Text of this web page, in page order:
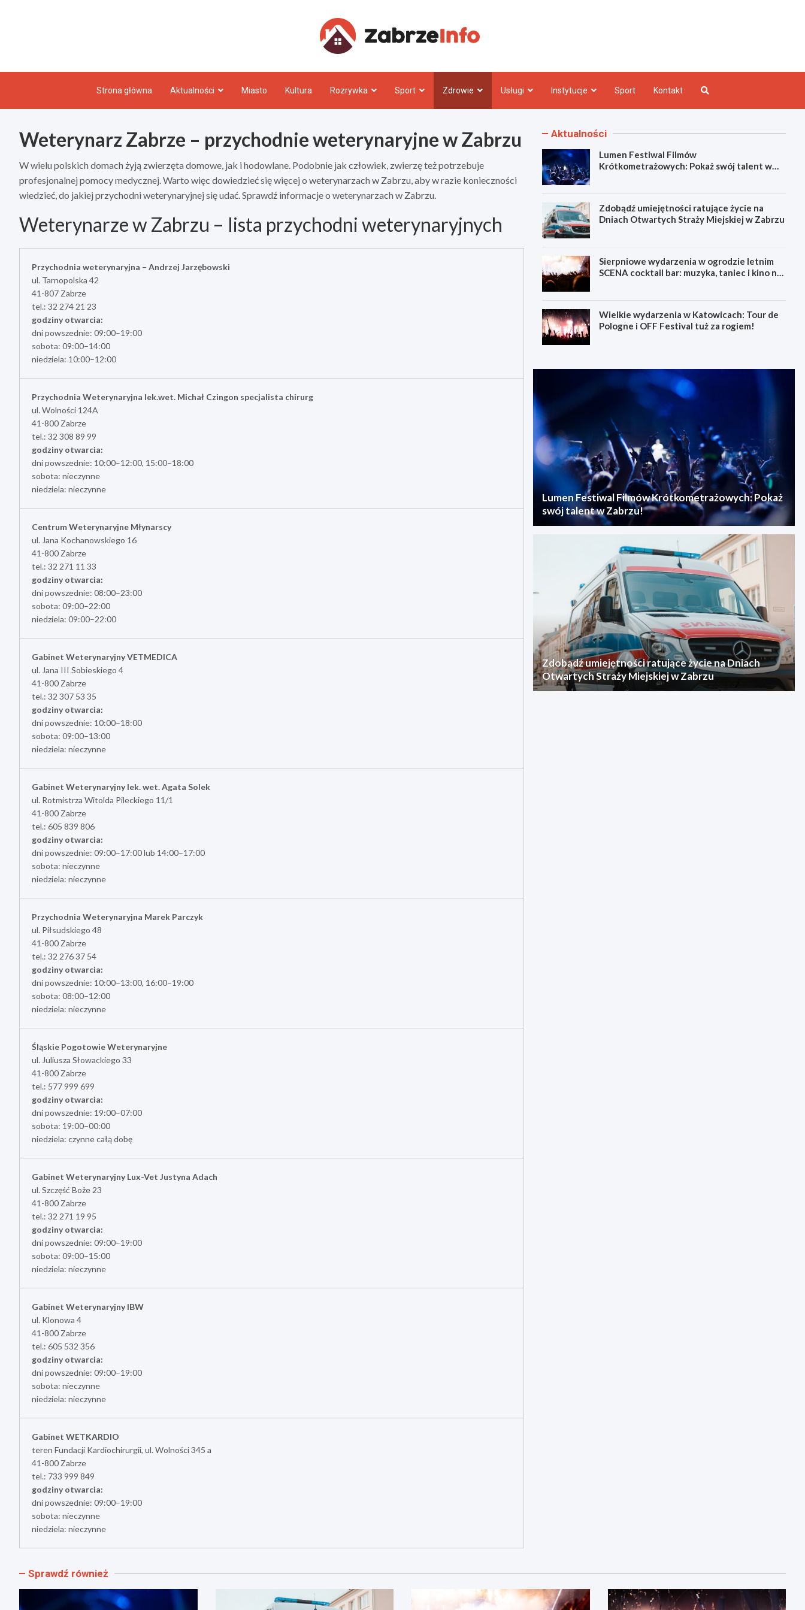
Strona główna Aktualności Miasto Kultura Rozrywka Sport Zdrowie Usługi Instytucje Sport Kontakt
Weterynarz Zabrze – przychodnie weterynaryjne w Zabrzu
W wielu polskich domach żyją zwierzęta domowe, jak i hodowlane. Podobnie jak człowiek, zwierzę też potrzebuje
profesjonalnej pomocy medycznej. Warto więc dowiedzieć się więcej o weterynarzach w Zabrzu, aby w razie konieczności
wiedzieć, do jakiej przychodni weterynaryjnej się udać. Sprawdź informacje o weterynarzach w Zabrzu.
Weterynarze w Zabrzu – lista przychodni weterynaryjnych
Przychodnia weterynaryjna – Andrzej Jarzębowski
ul. Tarnopolska 42
41-807 Zabrze
tel.: 32 274 21 23
godziny otwarcia:
dni powszednie: 09:00–19:00
sobota: 09:00–14:00
niedziela: 10:00–12:00
Przychodnia Weterynaryjna lek.wet. Michał Czingon specjalista chirurg
ul. Wolności 124A
41-800 Zabrze
tel.: 32 308 89 99
godziny otwarcia:
dni powszednie: 10:00–12:00, 15:00–18:00
sobota: nieczynne
niedziela: nieczynne
Centrum Weterynaryjne Młynarscy
ul. Jana Kochanowskiego 16
41-800 Zabrze
tel.: 32 271 11 33
godziny otwarcia:
dni powszednie: 08:00–23:00
sobota: 09:00–22:00
niedziela: 09:00–22:00
Gabinet Weterynaryjny VETMEDICA
ul. Jana III Sobieskiego 4
41-800 Zabrze
tel.: 32 307 53 35
godziny otwarcia:
dni powszednie: 10:00–18:00
sobota: 09:00–13:00
niedziela: nieczynne
Gabinet Weterynaryjny lek. wet. Agata Solek
ul. Rotmistrza Witolda Pileckiego 11/1
41-800 Zabrze
tel.: 605 839 806
godziny otwarcia:
dni powszednie: 09:00–17:00 lub 14:00–17:00
sobota: nieczynne
niedziela: nieczynne
Przychodnia Weterynaryjna Marek Parczyk
ul. Piłsudskiego 48
41-800 Zabrze
tel.: 32 276 37 54
godziny otwarcia:
dni powszednie: 10:00–13:00, 16:00–19:00
sobota: 08:00–12:00
niedziela: nieczynne
Śląskie Pogotowie Weterynaryjne
ul. Juliusza Słowackiego 33
41-800 Zabrze
tel.: 577 999 699
godziny otwarcia:
dni powszednie: 19:00–07:00
sobota: 19:00–00:00
niedziela: czynne całą dobę
Gabinet Weterynaryjny Lux-Vet Justyna Adach
ul. Szczęść Boże 23
41-800 Zabrze
tel.: 32 271 19 95
godziny otwarcia:
dni powszednie: 09:00–19:00
sobota: 09:00–15:00
niedziela: nieczynne
Gabinet Weterynaryjny IBW
ul. Klonowa 4
41-800 Zabrze
tel.: 605 532 356
godziny otwarcia:
dni powszednie: 09:00–19:00
sobota: nieczynne
niedziela: nieczynne
Gabinet WETKARDIO
teren Fundacji Kardiochirurgii, ul. Wolności 345 a
41-800 Zabrze
tel.: 733 999 849
godziny otwarcia:
dni powszednie: 09:00–19:00
sobota: nieczynne
niedziela: nieczynne
Aktualności
Lumen Festiwal Filmów
Krótkometrażowych: Pokaż swój talent w
Zdobądź umiejętności ratujące życie na
Dniach Otwartych Straży Miejskiej w Zabrzu
Sierpniowe wydarzenia w ogrodzie letnim
SCENA cocktail bar: muzyka, taniec i kino na
Wielkie wydarzenia w Katowicach: Tour de
Pologne i OFF Festival tuż za rogiem!
Lumen Festiwal Filmów Krótkometrażowych: Pokaż
swój talent w Zabrzu!
Zdobądź umiejętności ratujące życie na Dniach
Otwartych Straży Miejskiej w Zabrzu
Sprawdź również